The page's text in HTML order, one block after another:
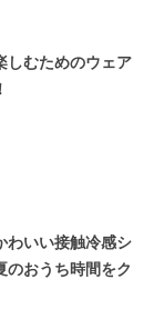
しむためのウェア
わいい接触冷感シ
のおうち時間をク